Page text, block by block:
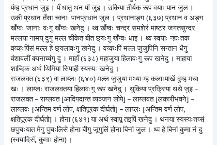
पंम्ह प्रधान जुइ । पँ धातु थन पाँ जुइ । उकिया तीर्यक रूप वयाः पान जुल ।
उकी प्रधान तँसा च्वनाः पानप्रधान जुल । प्रधानाङ्ग (६३७) प्रधान व अङ्ग
खँग्वः जानाः वःगु खँग्वः खनेदु । थ्व खँग्वः चन्द्र समशेरं माष्टर जगतसुन्दर
मल्लया नामय् दुगु मल्ल चीकेत बीत छ्यःगु खँग्वः धाइ । थ्व स्वयाः न्ह्यःतक
वय्कःपिंसं मल्ल हे छ्यलावःगु खनेदु । वय्कःपिं मल्ल जुजुपिनि सन्तान धैगु
वंशावलीं क्यनाच्वंगु दु । माहाँ (६३८) महाजुया हिलावःगु रूप खनेदु । माहाया
शाब्दिक अर्थ थिमिया सिपाही स्यस्यः खनेदु ।
राजलवत (६३९) वा लाय्लः (६४०) मल्ल जुजुया मथ्याःम्ह कलाःपाखें दुम्ह मचा
खः । लाय्लः राजलवतया हिलावःगु रूप खनेदु । थुकिया प्रक्रिया थथे जुइ –
राजलवत – राय्लवत [आदिपदान्त व्यञ्जन लोपे] – लाय्लवत [लकारीभवने] –
लाय्लवः [अन्तिम वर्ण लोप, क्षतिपूरक दीर्घतो] – लाय्लः [अन्तिम वर्ण लोप,
क्षतिपूरक दीर्घतो] । होना (६४१) या अर्थ स्वापू तइपिं खनेदु । थनया स्यस्यःतय्सं
छपुचःयात मेगु पुचःलिसे होना बीगु जूगुलिं होना बिनां जुल । थ्व हे बिनां कुमा नं दु
(स्वयादिसँ, कुमाः होना) ।